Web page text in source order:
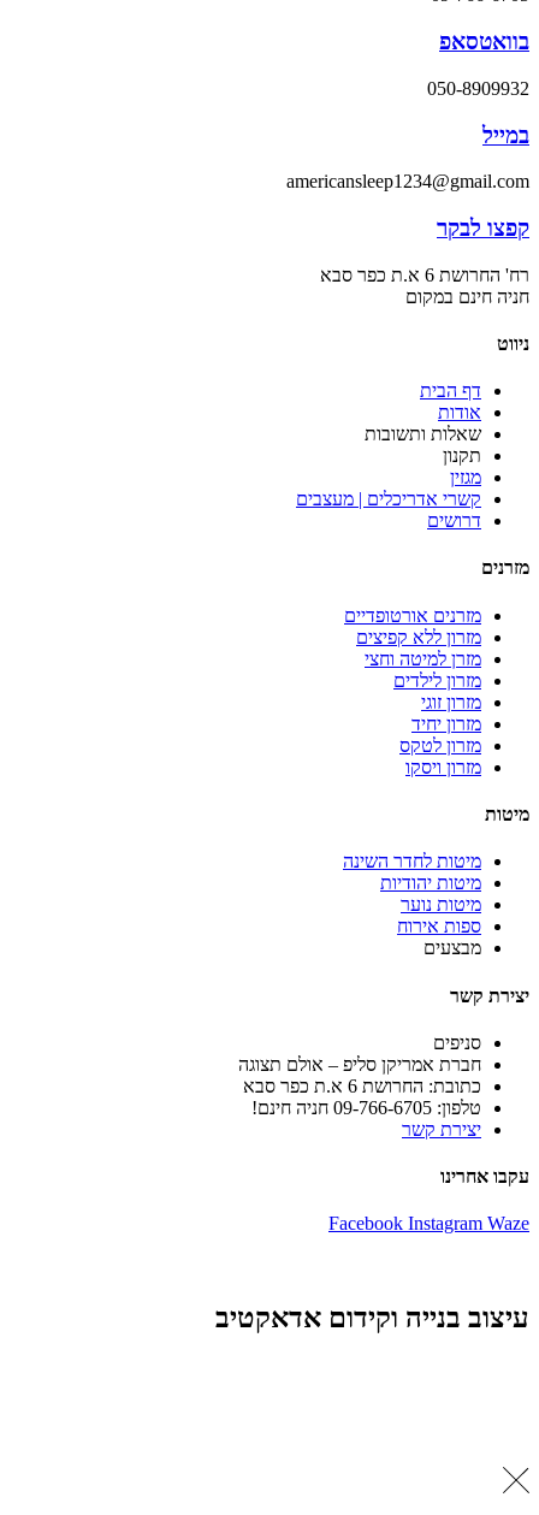
בוואטסאפ
050-8909932
במייל
americansleep1234@gmail.com
קפצו לבקר
רח' החרושת 6 א.ת כפר סבא
חניה חינם במקום
ניווט
דף הבית
אודות
שאלות ותשובות
תקנון
מגזין
קשרי אדריכלים | מעצבים
דרושים
מזרנים
מזרנים אורטופדיים
מזרון ללא קפיצים
מזרן למיטה וחצי
מזרון לילדים
מזרון זוגי
מזרון יחיד
מזרון לטקס
מזרון ויסקו
מיטות
מיטות לחדר השינה
מיטות יהודיות
מיטות נוער
ספות אירוח
מבצעים
יצירת קשר
סניפים
חברת אמריקן סליפ – אולם תצוגה
כתובת: החרושת 6 א.ת כפר סבא
טלפון: 09-766-6705 חניה חינם!
יצירת קשר
עקבו אחרינו
Facebook Instagram Waze
עיצוב בנייה וקידום אדאקטיב